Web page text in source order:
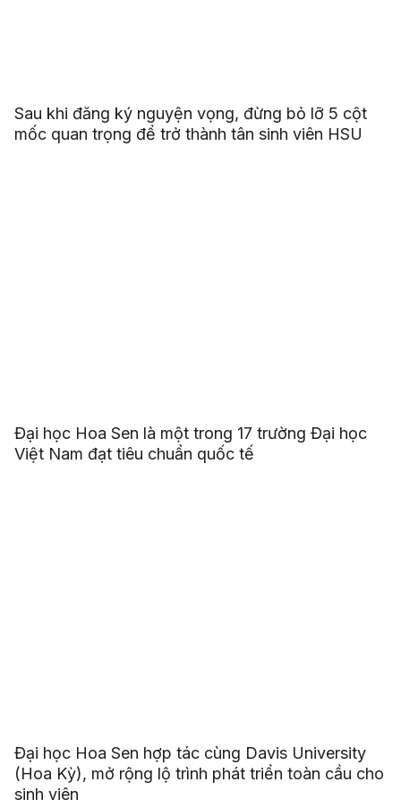
Sau khi đăng ký nguyện vọng, đừng bỏ lỡ 5 cột
mốc quan trọng để trở thành tân sinh viên HSU
Đại học Hoa Sen là một trong 17 trường Đại học
Việt Nam đạt tiêu chuẩn quốc tế
Đại học Hoa Sen hợp tác cùng Davis University
(Hoa Kỳ), mở rộng lộ trình phát triển toàn cầu cho
sinh viên